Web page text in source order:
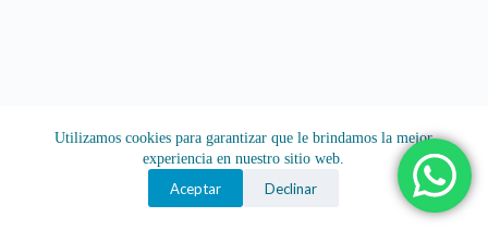
Utilizamos cookies para garantizar que le brindamos la mejor
experiencia en nuestro sitio web.
Aceptar Declinar